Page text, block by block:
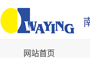
网站首页